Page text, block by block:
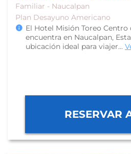
Familiar - Naucalpan
Plan Desayuno Americano
El Hotel Misión Toreo Centro
encuentra en Naucalpan,
ubicación ideal para viajer...
RESERVAR